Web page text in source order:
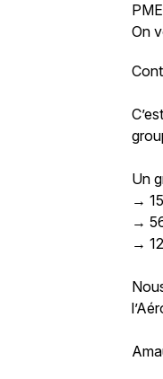
On
Un
→
→
→